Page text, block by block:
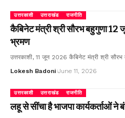
उत्तरकाशी उत्तराखंड राजनीति
कैबिनेट मंत्री श्री सौरभ बहुगुणा
भ्रमण
उत्तरकाशी, 11 जून 2026 कैबिनेट मंत्री श्री
Lokesh Badoni June 11, 2026
उत्तरकाशी उत्तराखंड राजनीति
लहू से सींचा है भाजपा कार्यकर्ताओं ने